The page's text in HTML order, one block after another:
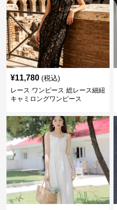
¥11,780 (税込)
レース ワンピース 総レース細紐
キャミロングワンピース